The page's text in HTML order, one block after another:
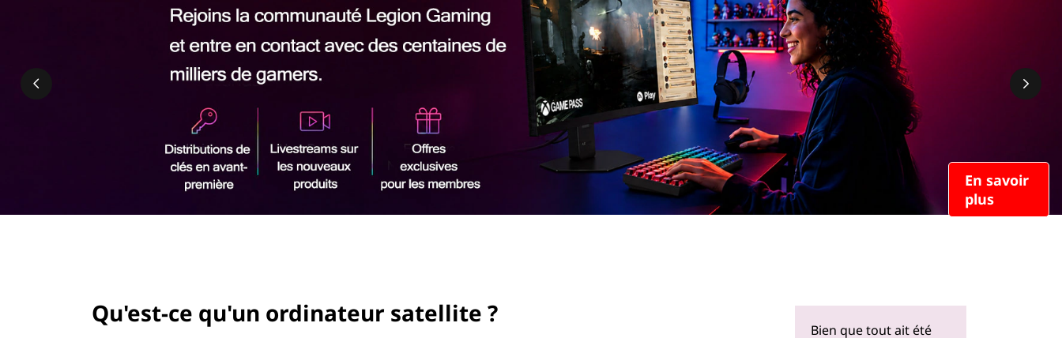
a
En savoir
plus
Qu'est-ce qu'un ordinateur satellite ?
Bien que tout ait été